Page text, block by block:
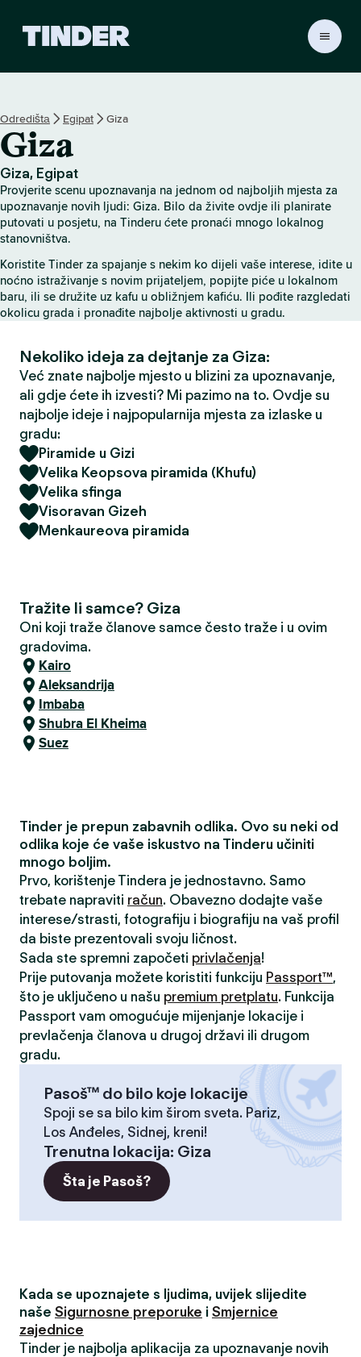
e
Odredištа Egipat Giza
Giza
Giza, Egipat
Provjerite scenu upoznavanja na jednom od najboljih mjesta za
upoznavanje novih ljudi: Giza. Bilo da živite ovdje ili planirate
putovati u posjetu, na Tinderu ćete pronaći mnogo lokalnog
stanovništva.
Koristite Tinder za spajanje s nekim ko dijeli vaše interese, idite u
noćno istraživanje s novim prijateljem, popijte piće u lokalnom
baru, ili se družite uz kafu u obližnjem kafiću. Ili pođite razgledati
okolicu grada i pronađite najbolje aktivnosti u gradu.
Nekoliko ideja za dejtanje za Giza:
Već znate najbolje mjesto u blizini za upoznavanje,
ali gdje ćete ih izvesti? Mi pazimo na to. Ovdje su
najbolje ideje i najpopularnija mjesta za izlaske u
gradu:
Piramide u Gizi
Velika Keopsova piramida (Khufu)
Velika sfinga
Visoravan Gizeh
Menkaureova piramida
Tražite li samce? Giza
Oni koji traže članove samce često traže i u ovim
gradovima.
Kairo
Aleksandrija
Imbaba
Shubra El Kheima
Suez
Tinder je prepun zabavnih odlika. Ovo su neki od
odlika koje će vaše iskustvo na Tinderu učiniti
mnogo boljim.
Prvo, korištenje Tindera je jednostavno. Samo
trebate napraviti račun. Obavezno dodajte vaše
interese/strasti, fotografiju i biografiju na vaš profil
da biste prezentovali svoju ličnost.
Sada ste spremni započeti privlačenja!
Prije putovanja možete koristiti funkciju Passport™,
što je uključeno u našu premium pretplatu. Funkcija
Passport vam omogućuje mijenjanje lokacije i
prevlačenja članova u drugoj državi ili drugom
gradu.
Pasoš™ do bilo koje lokacije
Spoji se sa bilo kim širom sveta. Pariz,
Los Anđeles, Sidnej, kreni!
Trenutna lokacija: Giza
Šta je Pasoš?
Kada se upoznajete s ljudima, uvijek slijedite
naše Sigurnosne preporuke i Smjernice
zajednice
Tinder je najbolja aplikacija za upoznavanje novih